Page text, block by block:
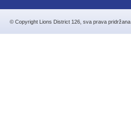
© Copyright Lions District 126, sva prava pridržana